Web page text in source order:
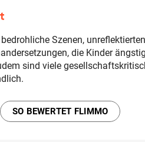
Szenen,
die Kinder
sind viele
SO BEWERTET FLIMMO